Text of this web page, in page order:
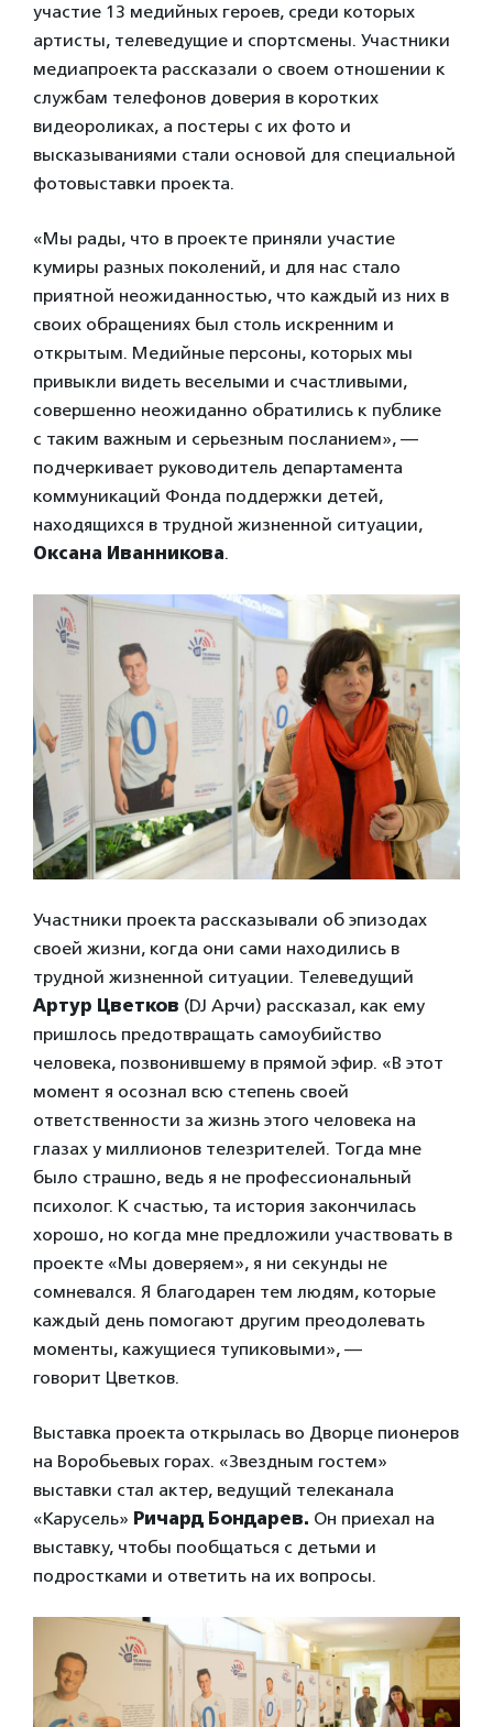
участие 13 медийных героев, среди которых
артисты, телеведущие и спортсмены. Участники
медиапроекта рассказали о своем отношении к
службам телефонов доверия в коротких
видеороликах, а постеры с их фото и
высказываниями стали основой для специальной
фотовыставки проекта.
«Мы рады, что в проекте приняли участие
кумиры разных поколений, и для нас стало
приятной неожиданностью, что каждый из них в
своих обращениях был столь искренним и
открытым. Медийные персоны, которых мы
привыкли видеть веселыми и счастливыми,
совершенно неожиданно обратились к публике
с таким важным и серьезным посланием», —
подчеркивает руководитель департамента
коммуникаций Фонда поддержки детей,
находящихся в трудной жизненной ситуации,
Оксана Иванникова.
Участники проекта рассказывали об эпизодах
своей жизни, когда они сами находились в
трудной жизненной ситуации. Телеведущий
Артур Цветков (DJ Арчи) рассказал, как ему
пришлось предотвращать самоубийство
человека, позвонившему в прямой эфир. «В этот
момент я осознал всю степень своей
ответственности за жизнь этого человека на
глазах у миллионов телезрителей. Тогда мне
было страшно, ведь я не профессиональный
психолог. К счастью, та история закончилась
хорошо, но когда мне предложили участвовать в
проекте «Мы доверяем», я ни секунды не
сомневался. Я благодарен тем людям, которые
каждый день помогают другим преодолевать
моменты, кажущиеся тупиковыми», —
говорит Цветков.
Выставка проекта открылась во Дворце пионеров
на Воробьевых горах. «Звездным гостем»
выставки стал актер, ведущий телеканала
«Карусель» Ричард Бондарев. Он приехал на
выставку, чтобы пообщаться с детьми и
подростками и ответить на их вопросы.